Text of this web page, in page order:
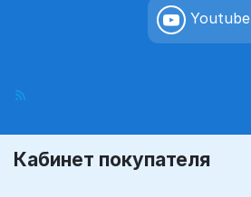
Youtube
Кабинет покупателя